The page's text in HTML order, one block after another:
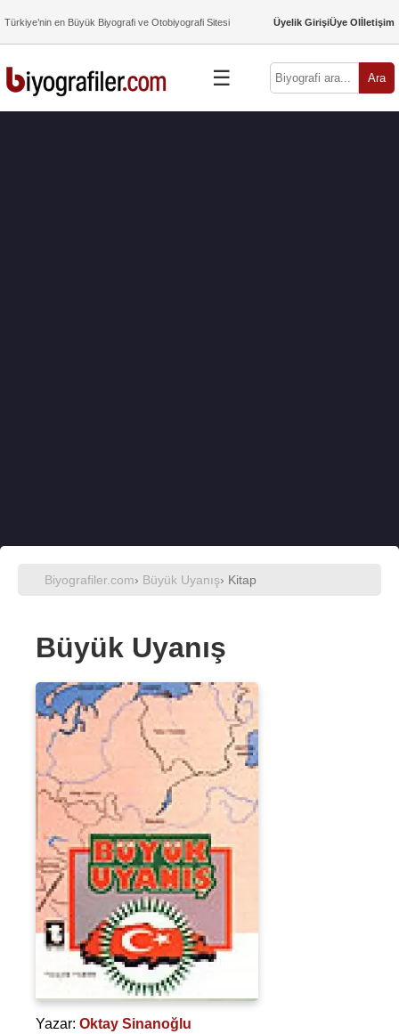
Türkiye’nin en Büyük Biyografi ve Otobiyografi Sitesi Üyelik GirişiÜye Olİletişim
☰ Ara
Biyografiler.com› Büyük Uyanış› Kitap
Büyük Uyanış
Yazar: Oktay Sinanoğlu